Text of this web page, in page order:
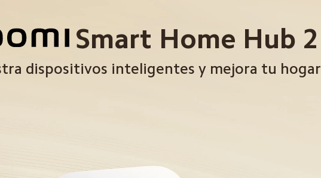
Smart Home Hub 2
dispositivos inteligentes y mejora tu hogar